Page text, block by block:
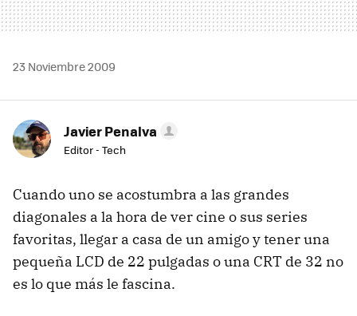
23 Noviembre 2009
Javier Penalva
Editor - Tech
Cuando uno se acostumbra a las grandes
diagonales a la hora de ver cine o sus series
favoritas, llegar a casa de un amigo y tener una
pequeña LCD de 22 pulgadas o una CRT de 32 no
es lo que más le fascina.